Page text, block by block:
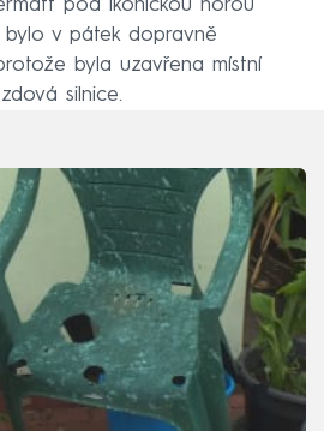
pod ikonickou horou
bylo v pátek dopravně
byla uzavřena místní
silnice.